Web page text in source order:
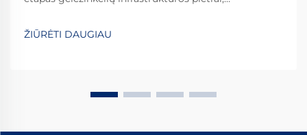
kad būtų užtikrinta geležinkelių sistemų sauga ir
ilgaamžiškumas visame pasaulyje. Šių esminių detalių
ŽIŪRĖTI DAUGIAU